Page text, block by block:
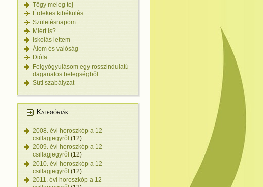
Tőgy meleg tej
Érdekes kibékülés
Születésnapom
Miért is?
Iskolás lettem
Álom és valóság
Diófa
Felgyógyulásom egy rosszindulatú
daganatos betegségből.
Süti szabályzat
Kategóriák
2008. évi horoszkóp a 12
csillagjegyről (12)
2009. évi horoszkóp a 12
csillagjegyről (12)
2010. évi horoszkóp a 12
csillagjegyről (12)
2011. évi horoszkóp a 12